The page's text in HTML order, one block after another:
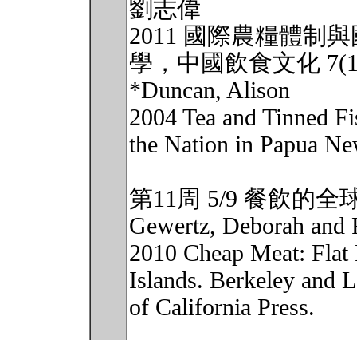
劉志偉
2011 國際農糧體制
學，中國飲食文化
*Duncan, Alison
2004 Tea and Tinned
the Nation in Papua
第11周 5/9 餐飲的全
Gewertz, Deborah
2010 Cheap Meat:
Islands. Berkeley and
of California Press.